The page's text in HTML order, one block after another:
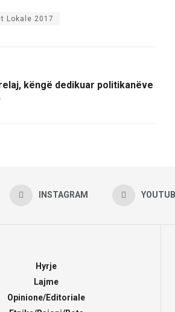
Lokale 2017
këngë dedikuar politikanëve
INSTAGRAM
Hyrje
Lajme
Opinione/Editoriale